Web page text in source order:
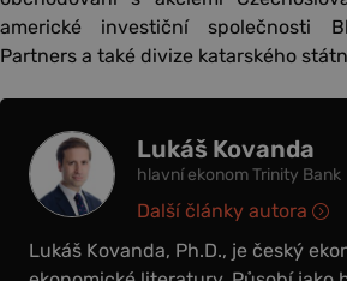
americké investiční společnosti
Partners a také divize katarského
Lukáš Kovanda
hlavní ekonom Trinity Bank
Lukáš Kovanda, Ph.D., je český
Další články autora